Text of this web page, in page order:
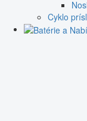
Cyklo